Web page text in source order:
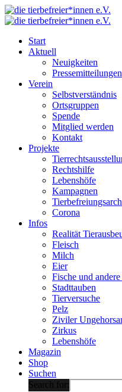
Start
Aktuell
Neuigkeiten
Pressemitteilungen
Verein
Selbstverständnis
Ortsgruppen
Spende
Mitglied werden
Kontakt
Projekte
Rechtshilfe
Lebenshöfe
Kampagnen
Corona
Infos
Realität
Fleisch
Milch
Eier
Fische und
Stadttauben
Tierversuche
Pelz
Ziviler
Zirkus
Lebenshöfe
Magazin
Shop
Suchen
Search for: